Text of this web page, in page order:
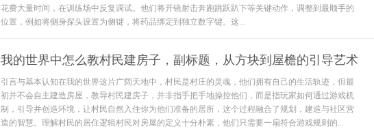
花费大量时间，在训练场中反复调试。他们将开镜射击奔跑跳跃趴下等关键动作，调整到最顺手的
位置，例如将侧身探头设置为侧键，将药品绑定到独立数字键。这...
我的世界中怎么教村民建房子，副标题，从方块到屋檐的引导艺术
引言与基本认知在我的世界这片广阔天地中，村民是村庄的灵魂，他们拥有自己的生活轨迹，但最
初并不会自主建造房屋，教导村民建房子，并非指手把手地操控他们，而是指玩家如何通过游戏机
制，引导并创造环境，让村民自然入住你为他们准备的居所，这个过程融合了规划，建造与社区营
造的智慧。理解村民的居住逻辑村民对房屋的定义十分朴素，他们只需要一扇符合游戏规则的...